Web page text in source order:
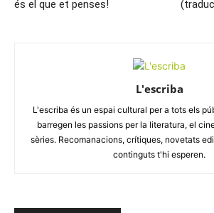
és el que et penses!
L'escriba
L'escriba és un espai cultural per a tots els
barregen les passions per la literatura, el
sèries. Recomanacions, crítiques, novetats
continguts t'hi esperen.